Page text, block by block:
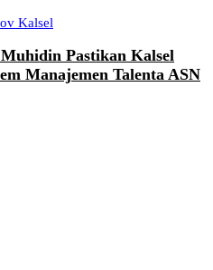
Kalsel
Pastikan Kalsel
Manajemen Talenta ASN